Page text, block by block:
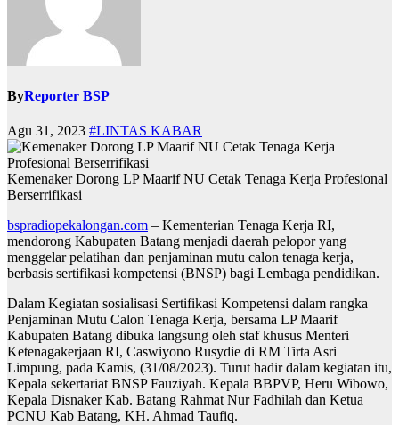
ByReporter BSP
Agu 31, 2023 #LINTAS KABAR
Kemenaker Dorong LP Maarif NU Cetak Tenaga Kerja Profesional
Berserrifikasi
bspradiopekalongan.com – Kementerian Tenaga Kerja RI,
mendorong Kabupaten Batang menjadi daerah pelopor yang
menggelar pelatihan dan penjaminan mutu calon tenaga kerja,
berbasis sertifikasi kompetensi (BNSP) bagi Lembaga pendidikan.
Dalam Kegiatan sosialisasi Sertifikasi Kompetensi dalam rangka
Penjaminan Mutu Calon Tenaga Kerja, bersama LP Maarif
Kabupaten Batang dibuka langsung oleh staf khusus Menteri
Ketenagakerjaan RI, Caswiyono Rusydie di RM Tirta Asri
Limpung, pada Kamis, (31/08/2023). Turut hadir dalam kegiatan itu,
Kepala sekertariat BNSP Fauziyah. Kepala BBPVP, Heru Wibowo,
Kepala Disnaker Kab. Batang Rahmat Nur Fadhilah dan Ketua
PCNU Kab Batang, KH. Ahmad Taufiq.